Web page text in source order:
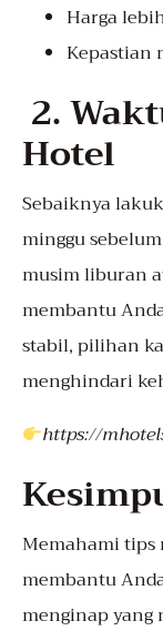
Harga
Kepastian
2.
Hotel
Sebaiknya
minggu
musim liburan
membantu
stabil, pilihan
menghindari
https://
Memahami tips
membantu
menginap yang